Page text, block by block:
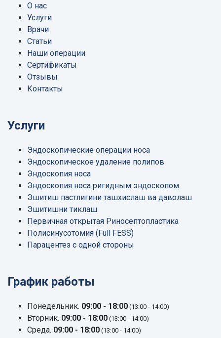
О нас
Услуги
Врачи
Статьи
Наши операции
Сертификаты
Отзывы
Контакты
Услуги
Эндоскопические операции носа
Эндоскопическое удаление полипов
Эндоскопия носа
Эндоскопия носа ригидным эндоскопом
Эшитиш пастлигини ташхислаш ва даволаш
Эшитишни тиклаш
Первичная открытая Риносептопластика
Полисинусотомия (Full FESS)
Парацентез с одной стороны
График работы
Понедельник. 09:00 - 18:00 (13:00 - 14:00)
Вторник. 09:00 - 18:00 (13:00 - 14:00)
Среда. 09:00 - 18:00 (13:00 - 14:00)